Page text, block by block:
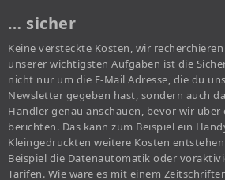
… sicher
Keine versteckte Kosten, wir
unserer wichtigsten Aufgaben ist die
nicht nur um die E-Mail Adresse, die du
Newsletter gegeben hast, sondern auch
Händler genau anschauen, bevor wir über
berichten. Das kann zum Beispiel ein
Kleingedruckten weitere Kosten
Beispiel die Datenautomatik oder
Tarifen. Wie wäre es mit einem